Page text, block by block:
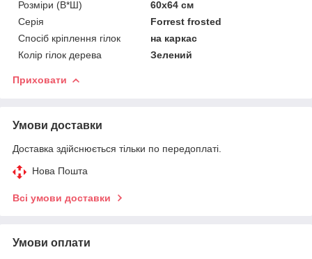
Розміри (В*Ш)
60х64 см
Серія
Forrest frosted
Спосіб кріплення гілок
на каркас
Колір гілок дерева
Зелений
Приховати
Умови доставки
Доставка здійснюється тільки по передоплаті.
Нова Пошта
Всі умови доставки
Умови оплати